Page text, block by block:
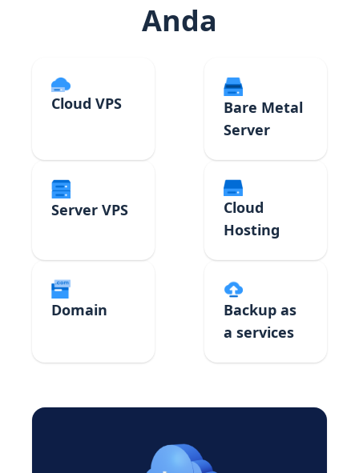
Anda
Cloud VPS
Bare Metal
Server
Server VPS
Cloud
Hosting
Domain
Backup as
a services